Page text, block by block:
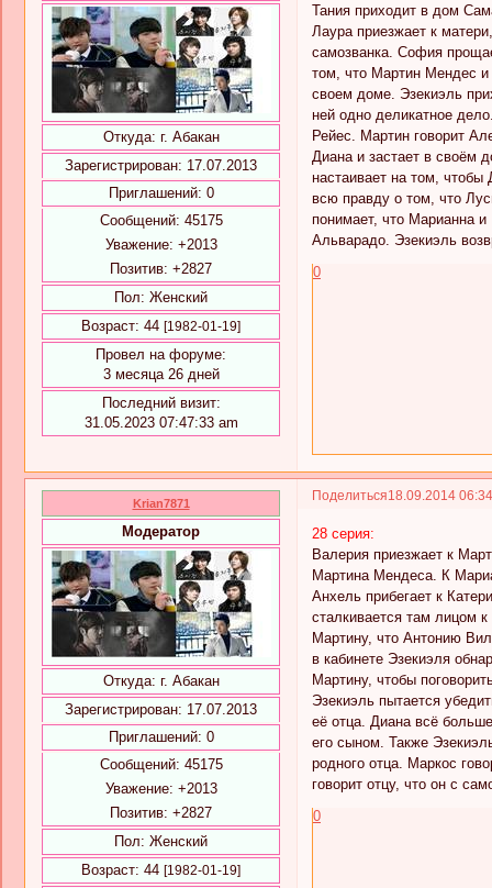
Откуда: г. Абакан
Зарегистрирован: 17.07.2013
Приглашений: 0
Сообщений: 45175
Уважение: +2013
Позитив: +2827
Пол: Женский
Возраст: 44 [1982-01-19]
Провел на форуме:
3 месяца 26 дней
Последний визит:
31.05.2023 07:47:33 am
Тания приходит в дом
Лаура приезжает к
самозванка. София
том, что Мартин Мендес и
своем доме. Эзекиэль
ней одно деликатное
Рейес. Мартин говорит
Диана и застает в своём
настаивает на том, чтобы
всю правду о том, что
понимает, что Марианна
Альварадо. Эзекиэль
0
Поделиться18.09.2014
Krian7871
Модератор
Откуда: г. Абакан
Зарегистрирован: 17.07.2013
Приглашений: 0
Сообщений: 45175
Уважение: +2013
Позитив: +2827
Пол: Женский
Возраст: 44 [1982-01-19]
28 серия:
Валерия приезжает к
Мартина Мендеса. К
Анхель прибегает к
сталкивается там лицом
Мартину, что Антонию
в кабинете Эзекиэля
Мартину, чтобы
Эзекиэль пытается
её отца. Диана всё
его сыном. Также
родного отца. Маркос
говорит отцу, что он с
0